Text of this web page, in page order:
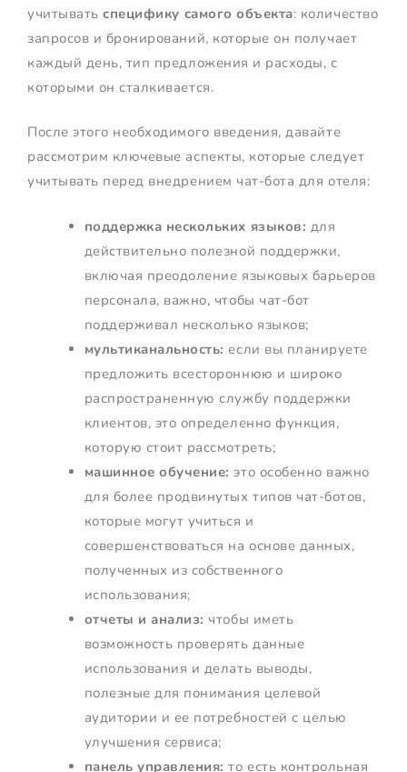
учитыватьспецифику самого объекта: количество
запросов и бронирований, которые он получает
каждый день, тип предложения и расходы, с
которыми он сталкивается.
После этого необходимого введения, давайте
рассмотрим ключевые аспекты, которые следует
учитывать перед внедрением чат-бота для отеля:
поддержка нескольких языков: для
действительно полезной поддержки,
включая преодоление языковых барьеров
персонала, важно, чтобы чат-бот
поддерживал несколько языков;
мультиканальность: если вы планируете
предложить всестороннюю и широко
распространенную службу поддержки
клиентов, это определенно функция,
которую стоит рассмотреть;
машинное обучение: это особенно важно
для более продвинутых типов чат-ботов,
которые могут учиться и
совершенствоваться на основе данных,
полученных из собственного
использования;
отчеты и анализ: чтобы иметь
возможность проверять данные
использования и делать выводы,
полезные для понимания целевой
аудитории и ее потребностей с целью
улучшения сервиса;
панель управления: то есть контрольная